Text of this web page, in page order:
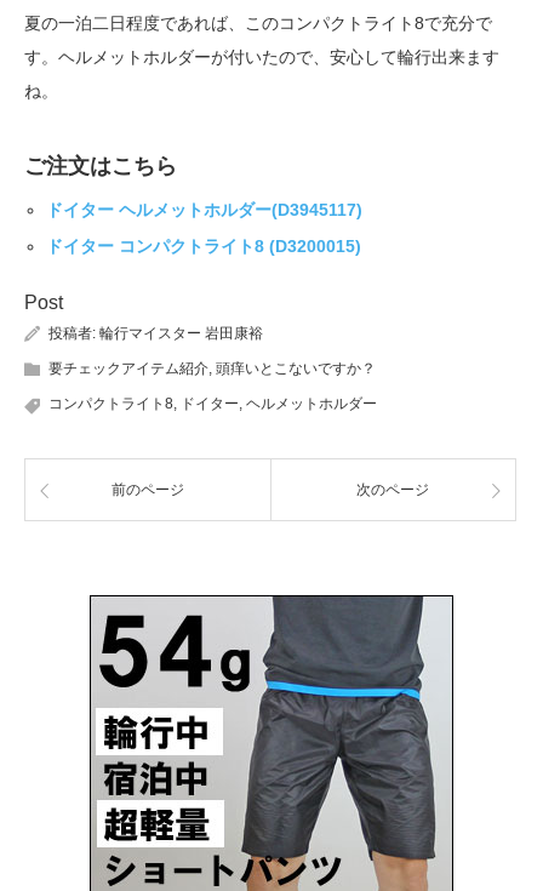
夏の一泊二日程度であれば、このコンパクトライト8で充分で
す。ヘルメットホルダーが付いたので、安心して輪行出来ます
ね。
ご注文はこちら
ドイター ヘルメットホルダー(D3945117)
ドイター コンパクトライト8 (D3200015)
Post
投稿者: 輪行マイスター 岩田康裕
要チェックアイテム紹介, 頭痒いとこないですか？
コンパクトライト8, ドイター, ヘルメットホルダー
前のページ 次のページ